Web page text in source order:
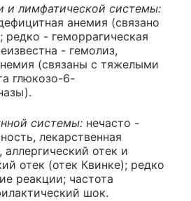
и лимфатической системы:
анемия (связано
редко - геморрагическая
- гемолиз,
(связаны с тяжелыми
глюкозо-6-
системы: нечасто -
лекарственная
отек и
отек (отек Квинке); редко
реакции; частота
шок.